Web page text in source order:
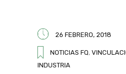
26 FEBRERO, 2018
NOTICIAS FQ,
INDUSTRIA